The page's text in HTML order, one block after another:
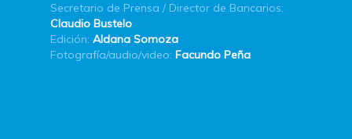
Secretario de Prensa / Director de Bancarios:
Claudio Bustelo
Edición: Aldana Somoza
Fotografía/audio/video: Facundo Peña